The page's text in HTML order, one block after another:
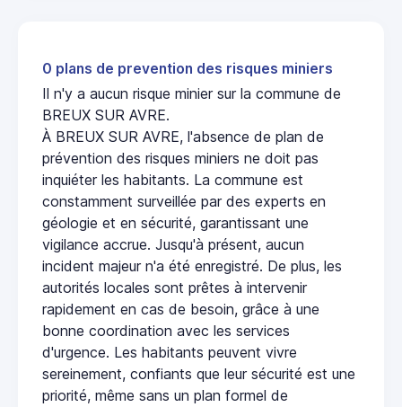
0 plans de prevention des risques miniers
Il n'y a aucun risque minier sur la commune de
BREUX SUR AVRE.
À BREUX SUR AVRE, l'absence de plan de
prévention des risques miniers ne doit pas
inquiéter les habitants. La commune est
constamment surveillée par des experts en
géologie et en sécurité, garantissant une
vigilance accrue. Jusqu'à présent, aucun
incident majeur n'a été enregistré. De plus, les
autorités locales sont prêtes à intervenir
rapidement en cas de besoin, grâce à une
bonne coordination avec les services
d'urgence. Les habitants peuvent vivre
sereinement, confiants que leur sécurité est une
priorité, même sans un plan formel de